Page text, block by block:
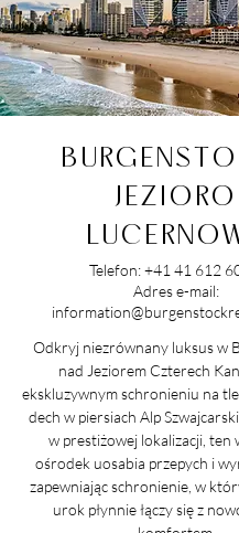
JEZIORO
Telefon:+41 41 612
Adres e-mail:
Odkryj niezrównany luksus w
nad Jeziorem Czterech
ekskluzywnym schronieniu na
dech w piersiach Alp
w prestiżowej lokalizacji, ten
ośrodek uosabia przepych i
zapewniając schronienie, w
urok płynnie łączy się z